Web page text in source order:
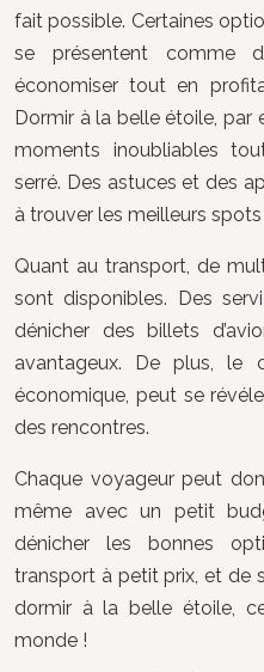
fait possible. Certaines
se présentent comme
économiser tout en
Dormir à la belle étoile, par
moments inoubliables
serré. Des astuces et des
à trouver les meilleurs
Quant au transport, de
sont disponibles. Des
dénicher des billets
avantageux. De plus, le
économique, peut se
des rencontres.
Chaque voyageur peut
même avec un petit
dénicher les bonnes
transport à petit prix, et de
dormir à la belle étoile,
monde !